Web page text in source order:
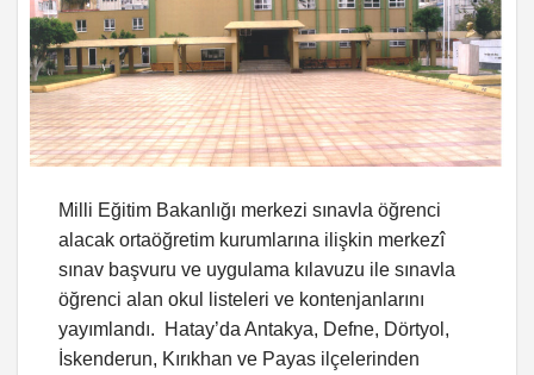
Milli Eğitim Bakanlığı merkezi sınavla öğrenci
alacak ortaöğretim kurumlarına ilişkin merkezî
sınav başvuru ve uygulama kılavuzu ile sınavla
öğrenci alan okul listeleri ve kontenjanlarını
yayımlandı. Hatay’da Antakya, Defne, Dörtyol,
İskenderun, Kırıkhan ve Payas ilçelerinden